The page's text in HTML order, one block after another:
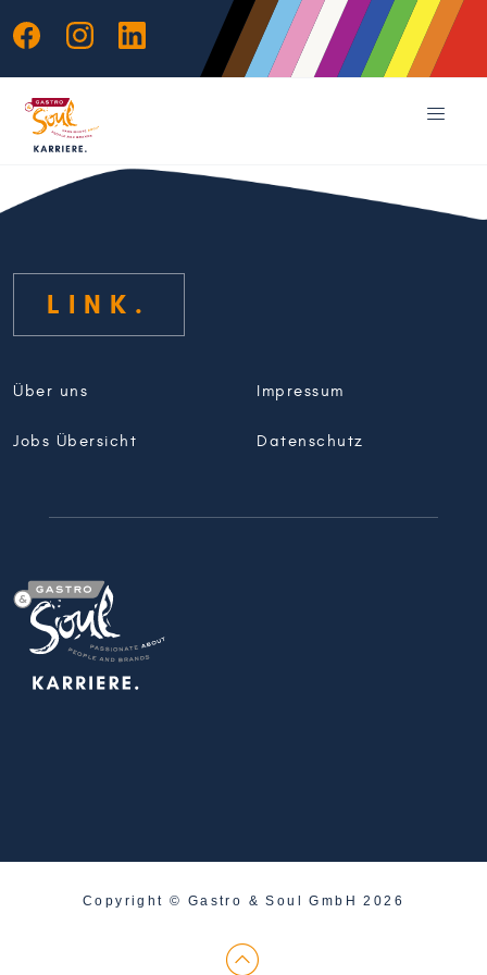
LINK
Über uns
Jobs Übersicht
Impressum
Datenschutz
Copyright © Gastro & Soul GmbH 2026